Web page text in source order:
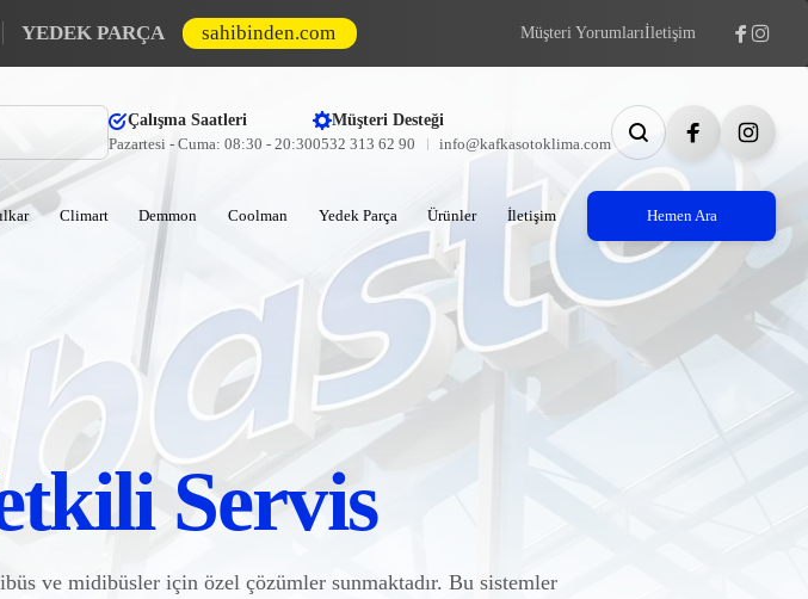
YEDEK PARÇA sahibinden.com Müşteri Yorumlarıİletişim
Çalışma Saatleri
Pazartesi - Cuma: 08:30 - 20:30
Müşteri Desteği
0532 313 62 90
info@kafkasotoklima.com
Climart Demmon Coolman Yedek Parça Ürünler İletişim Hemen Ara
Servis
ve midibüsler için özel çözümler sunmaktadır. Bu sistemler